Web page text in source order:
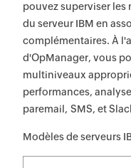
pouvez superviser les
du serveur IBM en
complémentaires. À
d'OpManager, vous
multiniveaux
performances,
paremail, SMS, et
Modèles de serveurs